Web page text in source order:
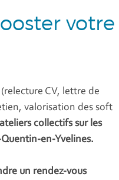
votre
(relecture CV, lettre de
valorisation des soft
collectifs sur les
en-Yvelines.
un rendez-vous